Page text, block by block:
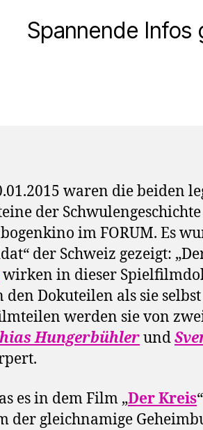
Spannende Infos
waren die beiden
der
im FORUM. Es
der Schweiz gezeigt:
wirken in dieser
den Dokuteilen als sie
werden sie von
Hungerbühlerund
es in dem Film „Der Kreis
der gleichnamige